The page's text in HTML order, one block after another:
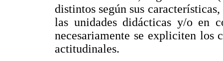
distintos según sus
las unidades didácticas y/o en
necesariamente se expliciten los
actitudinales.